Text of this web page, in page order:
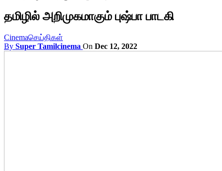
தமிழில் அறிமுகமாகும் புஷ்பா பாடகி
Cinemaசெய்திகள்
By Super Tamilcinema On Dec 12, 2022